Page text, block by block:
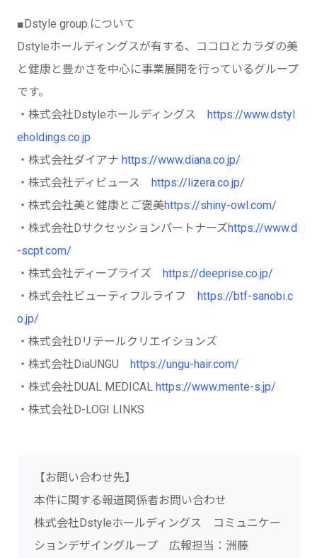
■Dstyle group.について
Dstyleホールディングスが有する、ココロとカラダの美
と健康と豊かさを中心に事業展開を行っているグループ
です。
・株式会社Dstyleホールディングス https://www.dstyl
eholdings.co.jp
・株式会社ダイアナ https://www.diana.co.jp/
・株式会社ディビュース https://lizera.co.jp/
・株式会社美と健康とご褒美https://shiny-owl.com/
・株式会社Dサクセッションパートナーズhttps://www.d
-scpt.com/
・株式会社ディープライズ https://deeprise.co.jp/
・株式会社ビューティフルライフ https://btf-sanobi.c
o.jp/
・株式会社Dリテールクリエイションズ
・株式会社DiaUNGU https://ungu-hair.com/
・株式会社DUAL MEDICAL https://www.mente-s.jp/
・株式会社D-LOGI LINKS
【お問い合わせ先】
本件に関する報道関係者お問い合わせ
株式会社Dstyleホールディングス コミュニケー
ションデザイングループ 広報担当：洲藤